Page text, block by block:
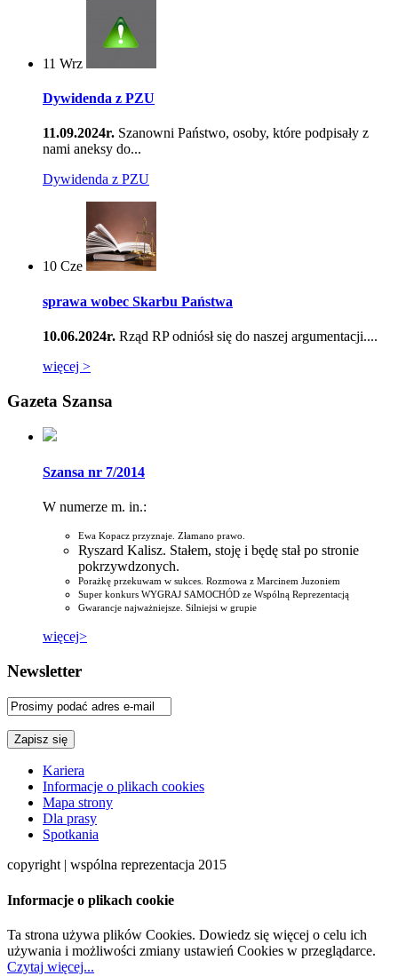
11 Wrz
Dywidenda z PZU
11.09.2024r. Szanowni Państwo, osoby, które podpisały z
nami aneksy do...
Dywidenda z PZU
10 Cze
sprawa wobec Skarbu Państwa
10.06.2024r. Rząd RP odniósł się do naszej argumentacji....
więcej >
Gazeta Szansa
Szansa nr 7/2014
W numerze m. in.:
Ewa Kopacz przyznaje. Złamano prawo.
Ryszard Kalisz. Stałem, stoję i będę stał po stronie
pokrzywdzonych.
Porażkę przekuwam w sukces. Rozmowa z Marcinem Juzoniem
Super konkurs WYGRAJ SAMOCHÓD ze Wspólną Reprezentacją
Gwarancje najważniejsze. Silniejsi w grupie
więcej>
Newsletter
Kariera
Informacje o plikach cookies
Mapa strony
Dla prasy
Spotkania
copyright | wspólna reprezentacja 2015
Informacje o plikach cookie
Ta strona używa plików Cookies. Dowiedz się więcej o celu ich
używania i możliwości zmiany ustawień Cookies w przeglądarce.
Czytaj więcej...